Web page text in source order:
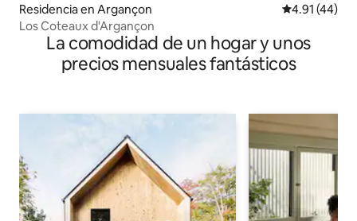
Residencia en Argançon Calificación
4.91 (44)
Los Coteaux d'Argançon
La comodidad de un hogar y unos
precios mensuales fantásticos